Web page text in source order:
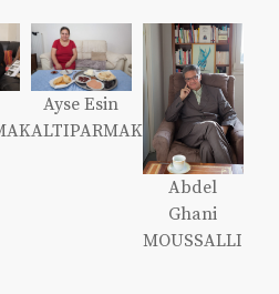
Ayse Esin
ALTIPARMAK
Abdel
Ghani
MOUSSALLI